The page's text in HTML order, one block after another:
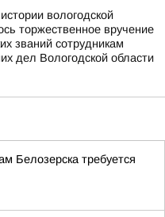
вологодской
торжественное вручение
званий сотрудникам
дел Вологодской области
Белозерска требуется